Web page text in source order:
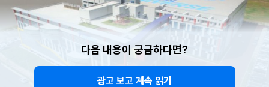
다음 내용이 궁금하다면?
광고 보고 계속 읽기